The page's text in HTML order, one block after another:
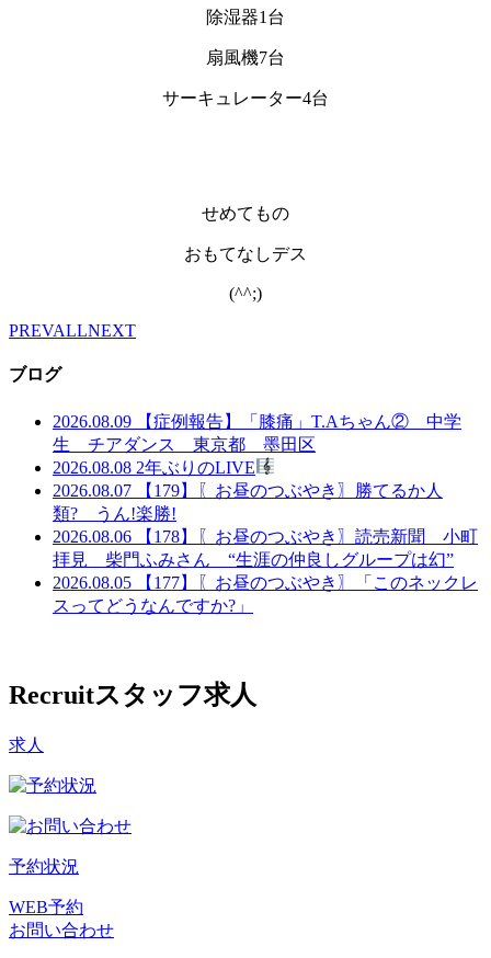
除湿器1台
扇風機7台
サーキュレーター4台
せめてもの
おもてなしデス
(^^;)
PREVALLNEXT
ブログ
2026.08.09
【症例報告】「膝痛」T.Aちゃん② 中学
生 チアダンス 東京都 墨田区
2026.08.08 2年ぶりのLIVE
2026.08.07
【179】〖お昼のつぶやき〗勝てるか人
類? うん!楽勝!
2026.08.06
【178】〖お昼のつぶやき〗読売新聞 小町
拝見 柴門ふみさん “生涯の仲良しグループは幻”
2026.08.05
【177】〖お昼のつぶやき〗「このネックレ
スってどうなんですか?」
Recruitスタッフ求人
求人
予約状況
WEB予約
お問い合わせ